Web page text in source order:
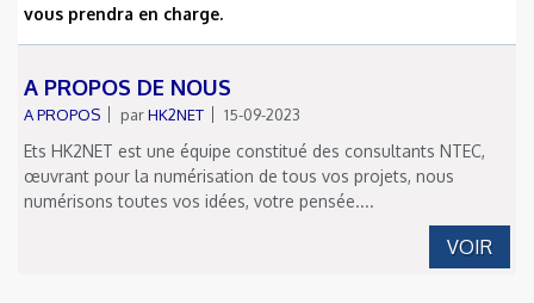
vous prendra en charge.
A PROPOS DE NOUS
A PROPOS parHK2NET 15-09-2023
Ets HK2NET est une équipe constitué des consultants NTEC,
œuvrant pour la numérisation de tous vos projets, nous
numérisons toutes vos idées, votre pensée....
VOIR